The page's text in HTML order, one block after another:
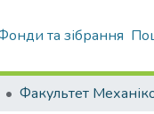
та зібрання